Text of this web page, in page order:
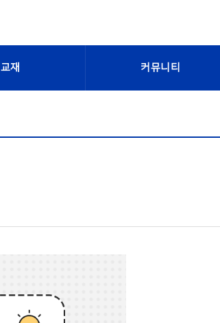
교재 커뮤니티